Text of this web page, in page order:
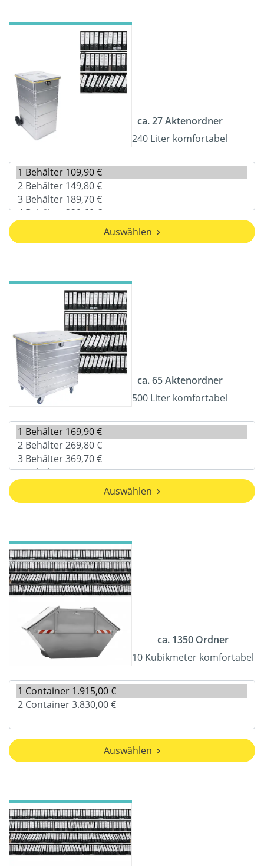
ca. 27 Aktenordner
240 Liter komfortabel
Auswählen
ca. 65 Aktenordner
500 Liter komfortabel
Auswählen
ca. 1350 Ordner
10 Kubikmeter komfortabel
Auswählen